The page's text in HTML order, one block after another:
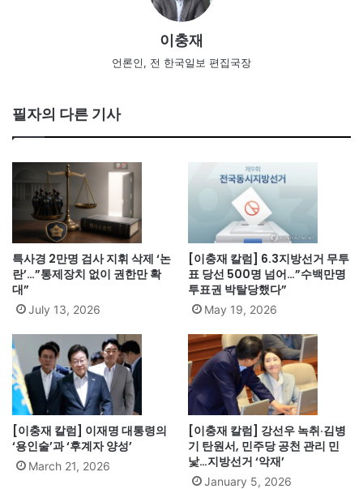
이충재
언론인, 전 한국일보 편집국장
필자의 다른 기사
특사경 2만명 검사 지휘 삭제 ‘논
란’…”통제장치 없이 권한만 확
대”
July 13, 2026
[이충재 칼럼] 6.3지방선거 무투
표 당선 500명 넘어…”수백만명
투표권 박탈당했다”
May 19, 2026
[이충재 칼럼] 이재명 대통령의
‘용인술’과 ‘후계자 양성’
March 21, 2026
[이충재 칼럼] 강선우 녹취·김병
기 탄원서, 민주당 공천 관리 민
낯…지방선거 ‘악재’
January 5, 2026